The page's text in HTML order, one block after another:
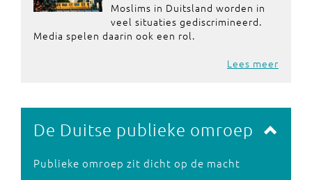
Moslims in Duitsland worden in
veel situaties gediscrimineerd.
Media spelen daarin ook een rol.
Lees meer
De Duitse publieke omroep
Publieke omroep zit dicht op de macht